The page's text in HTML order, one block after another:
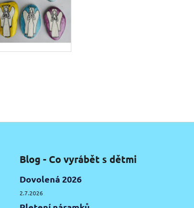
Blog - Co vyrábět s dětmi
Dovolená 2026
2.7.2026